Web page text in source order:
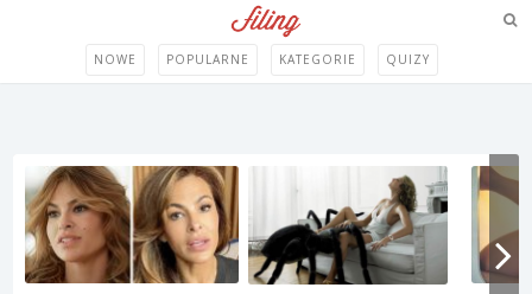
NOWE POPULARNE KATEGORIE QUIZY